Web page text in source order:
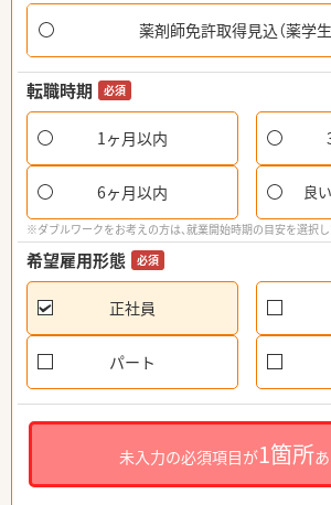
薬剤師免許取得見込（薬学生
転職時期 必須
1ヶ月以内
6ヶ月以内 良
※ダブルワークをお考えの方は、就業開始時期の目安を選択
希望雇用形態 必須
正社員
パート
未入力の必須項目が1箇所